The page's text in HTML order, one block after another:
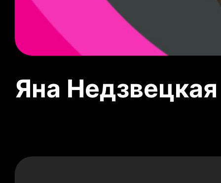
Яна Недзвецкая